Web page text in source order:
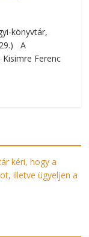
könyvtár,
A
Ferenc
kéri, hogy a
illetve ügyeljen a